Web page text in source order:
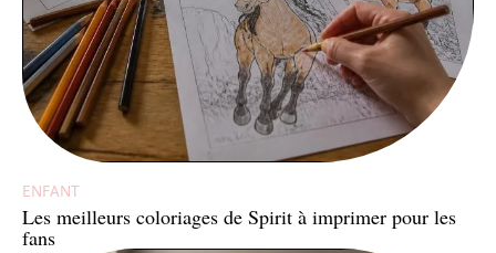
ENFANT
Les meilleurs coloriages de Spirit à imprimer pour les
fans